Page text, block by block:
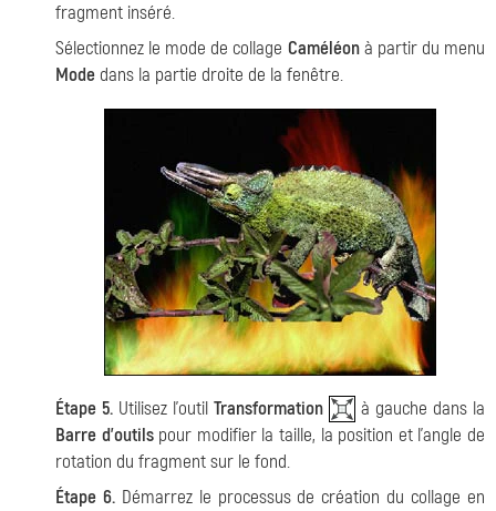
fragment inséré.
Sélectionnez le mode de collage Caméléonà partir du menu
Mode dans la partie droite de la fenêtre.
Étape 5. Utilisez l'outil Transformation
à gauche dans la
Barre d'outilspour modifier la taille, la position et l'angle de
rotation du fragment sur le fond.
Étape 6.Démarrez le processus de création du collage en